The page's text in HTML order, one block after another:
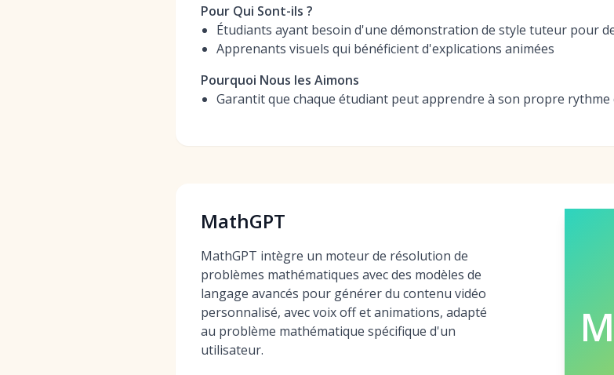
Pour Qui Sont-ils ?
Étudiants ayant besoin d'une démonstration de style tuteur pour
Apprenants visuels qui bénéficient d'explications animées
Pourquoi Nous les Aimons
Garantit que chaque étudiant peut apprendre à son propre
MathGPT
MathGPT intègre un moteur de résolution de
problèmes mathématiques avec des modèles de
langage avancés pour générer du contenu vidéo
personnalisé, avec voix off et animations, adapté
au problème mathématique spécifique d'un
utilisateur.